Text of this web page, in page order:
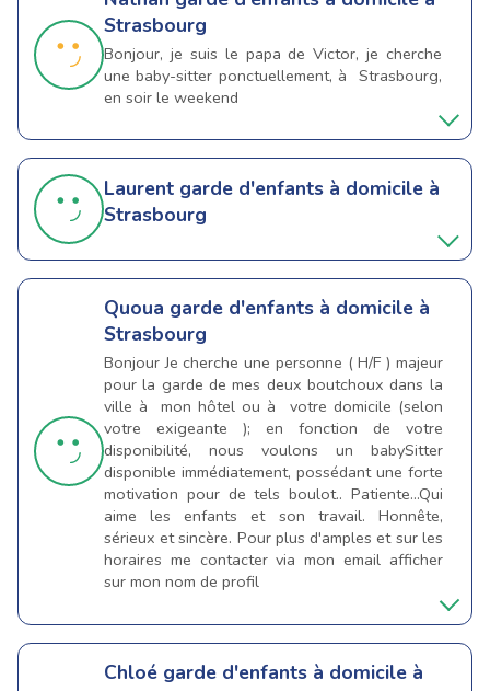
Strasbourg
Bonjour, je suis le papa de Victor, je cherche
une baby-sitter ponctuellement, à Strasbourg,
en soir le weekend
Laurent garde d'enfants à domicile à
Strasbourg
Quoua garde d'enfants à domicile à
Strasbourg
Bonjour Je cherche une personne ( H/F ) majeur
pour la garde de mes deux boutchoux dans la
ville à mon hôtel ou à votre domicile (selon
votre exigeante ); en fonction de votre
disponibilité, nous voulons un babySitter
disponible immédiatement, possédant une forte
motivation pour de tels boulot.. Patiente...Qui
aime les enfants et son travail. Honnête,
sérieux et sincère. Pour plus d'amples et sur les
horaires me contacter via mon email afficher
sur mon nom de profil
Chloé garde d'enfants à domicile à